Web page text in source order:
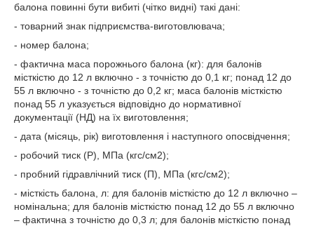
балона повинні бути вибиті (чітко видні) такі дані:
- товарний знак підприємства-виготовлювача;
- номер балона;
- фактична маса порожнього балона (кг): для балонів
місткістю до 12 л включно - з точністю до 0,1 кг; понад 12 до
55 л включно - з точністю до 0,2 кг; маса балонів місткістю
понад 55 л указується відповідно до нормативної
документації (НД) на їх виготовлення;
- дата (місяць, рік) виготовлення і наступного опосвідчення;
- робочий тиск (Р), МПа (кгс/см2);
- пробний гідравлічний тиск (П), МПа (кгс/см2);
- місткість балона, л: для балонів місткістю до 12 л включно –
номінальна; для балонів місткістю понад 12 до 55 л включно
– фактична з точністю до 0,3 л; для балонів місткістю понад